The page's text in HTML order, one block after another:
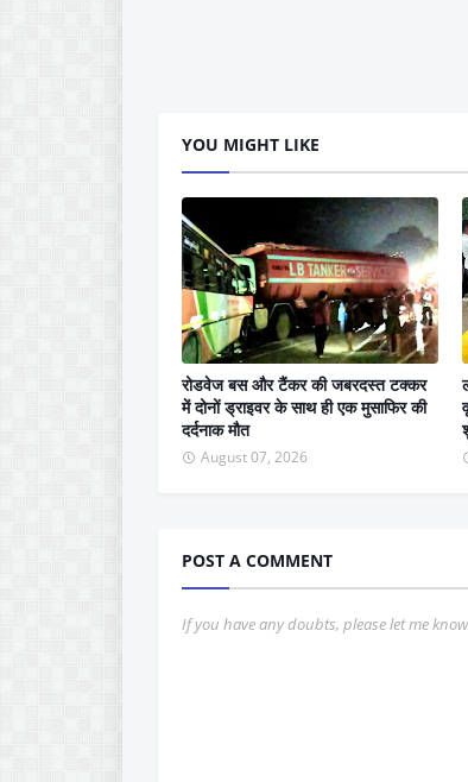
YOU MIGHT LIKE
रोडवेज बस और टैंकर की जबरदस्त टक्कर
में दोनों ड्राइवर के साथ ही एक मुसाफिर की
दर्दनाक मौत
August 07, 2026
POST A COMMENT
If you have any doubts, please let me know